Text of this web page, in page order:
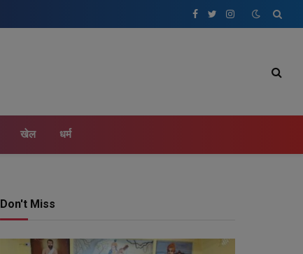
Facebook
TwitterInstagram
खेल धर्म
Don't Miss